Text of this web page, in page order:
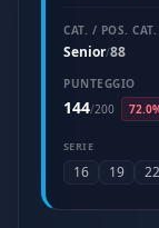
CAT. / POS. CAT.
Senior/88
PUNTEGGIO
144/200
SERIE
16 19 22